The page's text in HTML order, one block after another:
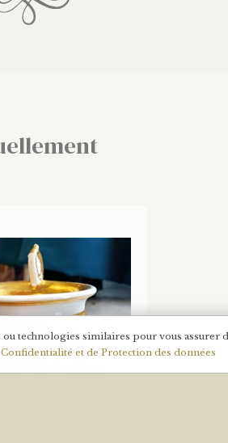
technologies similaires pour vous assurer
et de Protection des données